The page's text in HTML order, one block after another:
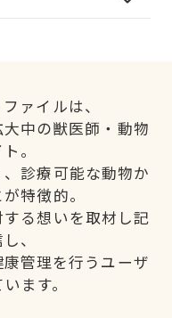
ァイルは、
中の獣医師・動物
。
診療可能な動物か
特徴的。
る想いを取材し記
、
管理を行うユーザ
ます。